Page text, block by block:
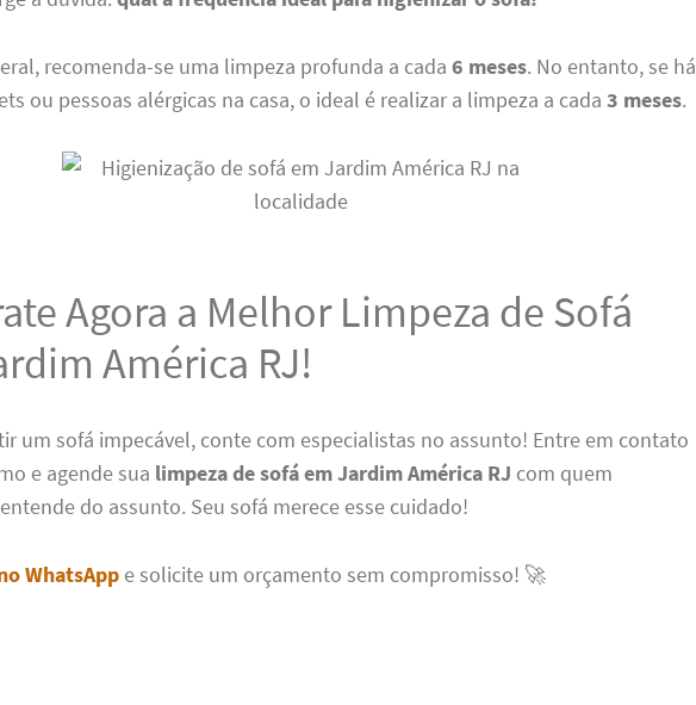
recomenda-se uma limpeza profunda a cada6 meses. No entanto, se há
ou pessoas alérgicas na casa, o ideal é realizar a limpeza a cada3 meses.
Agora a Melhor Limpeza de Sofá
América RJ!
um sofá impecável, conte com especialistas no assunto! Entre em contato
e agende sua limpeza de sofá em Jardim América RJ com quem
do assunto. Seu sofá merece esse cuidado!
WhatsApp e solicite um orçamento sem compromisso! 🚀